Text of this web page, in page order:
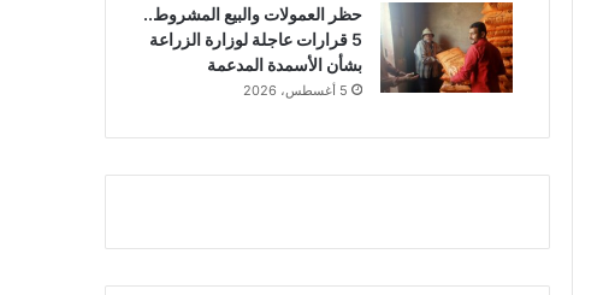
حظر العمولات والبيع المشروط..
5 قرارات عاجلة لوزارة الزراعة
بشأن الأسمدة المدعمة
5 أغسطس، 2026